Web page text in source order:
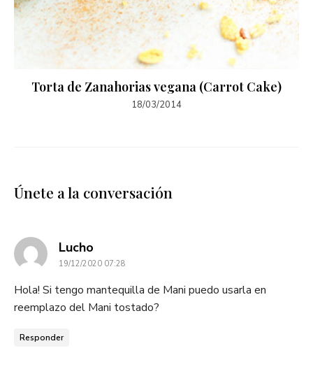
Torta de Zanahorias vegana (Carrot Cake)
18/03/2014
Únete a la conversación
Lucho
19/12/2020 07:28
Hola! Si tengo mantequilla de Mani puedo usarla en
reemplazo del Mani tostado?
Responder